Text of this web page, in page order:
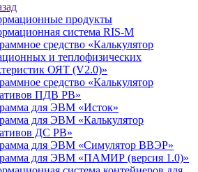
продукты
система RIS-M
средство «Калькулятор
и теплофизических
ОЯТ (V2.0)»
средство «Калькулятор
ПДВ РВ»
для ЭВМ «Исток»
для ЭВМ «Калькулятор
ДС РВ»
для ЭВМ «Симулятор ВВЭР»
для ЭВМ «ПАМИР (версия 1.0)»